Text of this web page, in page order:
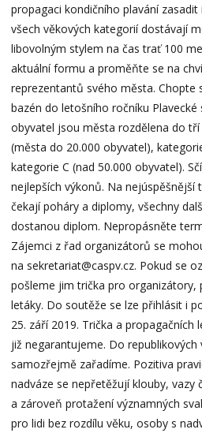
propagaci kondičního plavání
všech věkových kategorií dostávají
libovolným stylem na čas trať 100
aktuální formu a proměňte se na
reprezentantů svého města. Chopte
bazén do letošního ročníku
obyvatel jsou města rozdělena do
(města do 20.000 obyvatel),
kategorie C (nad 50.000 obyvatel).
nejlepších výkonů. Na nejúspěšnější
čekají poháry a diplomy, všechny
dostanou diplom. Nepropásněte
Zájemci z řad organizátorů se
na sekretariat@caspv.cz. Pokud se
pošleme jim trička pro organizátory,
letáky. Do soutěže se lze přihlásit i
25. září 2019. Trička a
již negarantujeme. Do republikových
samozřejmě zařadíme. Pozitiva
nadváze se nepřetěžují klouby, vazy
a zároveň protažení významných
pro lidi bez rozdílu věku, osoby s